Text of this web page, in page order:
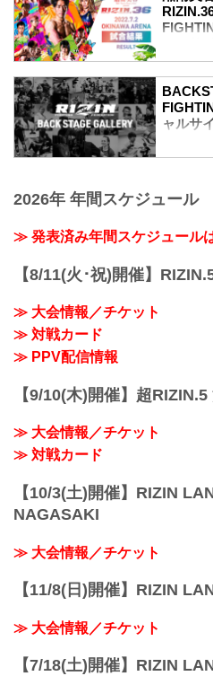
第1試合
第13試
第12試
大島沙緒
山本美憂3
第11試合
砂辺光久
山本空良3
カイル・
関連記事
RIZIN
（LOSE
3R 判定
第12試
（WIN）
≫ 試合結
RIZIN
ャルサ
イジン
いきます
2026年 年間スケジュール
≫ 発表済み年間スケジュール
【8/11(火･祝)開催】
≫ 大会情報／チケット
≫ 対戦カード
≫ PPV配信情報
【9/10(木)開催】超
≫ 大会情報／チケット
≫ 対戦カード
【10/3(土)開催】RIZIN
NAGASAKI
≫ 大会情報／チケット
【11/8(日)開催】RIZIN
≫ 大会情報／チケット
【7/18(土)開催】RIZIN